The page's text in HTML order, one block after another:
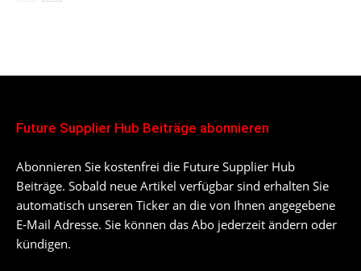
Future Supplier Hub Beiträge abonnieren
Abonnieren Sie kostenfrei die Future Supplier Hub
Beiträge. Sobald neue Artikel verfügbar sind erhalten Sie
automatisch unseren Ticker an die von Ihnen angegebene
E-Mail Adresse. Sie können das Abo jederzeit ändern oder
kündigen.